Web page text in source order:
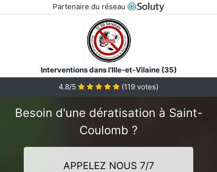
Partenaire du réseau
Interventions dans l'Ille-et-Vilaine (35)
4.8/5 (119 votes)
Besoin d'une dératisation à Saint-
Coulomb ?
APPELEZ NOUS 7/7